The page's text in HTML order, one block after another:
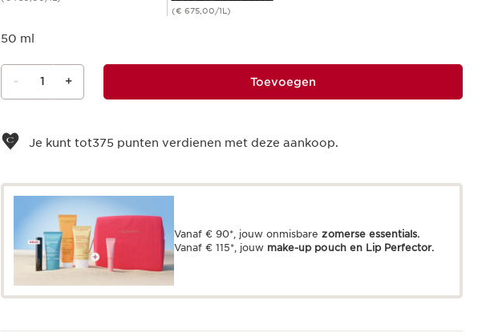
(€ 675,00/1L)
50 ml
- 1 + Toevoegen
Je kunt tot375 punten verdienen met deze aankoop.
Vanaf € 90*, jouw onmisbarezomerse essentials.
Vanaf € 115*, jouw make-up pouch en Lip Perfector.